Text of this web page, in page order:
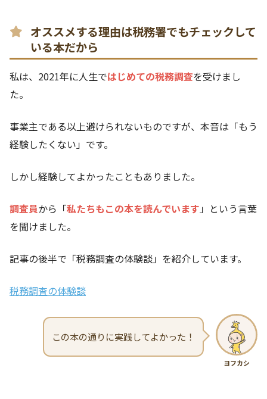
オススメする理由は税務署でもチェックして
いる本だから
私は、2021年に人生ではじめての税務調査を受けまし
た。
事業主である以上避けられないものですが、本音は「もう
経験したくない」です。
しかし経験してよかったこともありました。
調査員から「私たちもこの本を読んでいます」という言葉
を聞けました。
記事の後半で「税務調査の体験談」を紹介しています。
税務調査の体験談
ヨフカシ
この本の通りに実践してよかった！